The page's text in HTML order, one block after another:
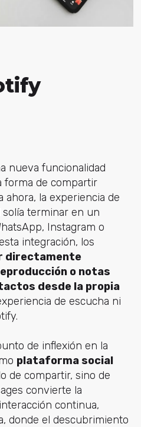
nueva funcionalidad
forma de compartir
ahora, la experiencia de
terminar en un
Instagram o
integración, los
directamente
o notas
desde la propia
de escucha ni
de inflexión en la
plataforma social
de compartir, sino de
convierte la
continua,
donde el descubrimiento